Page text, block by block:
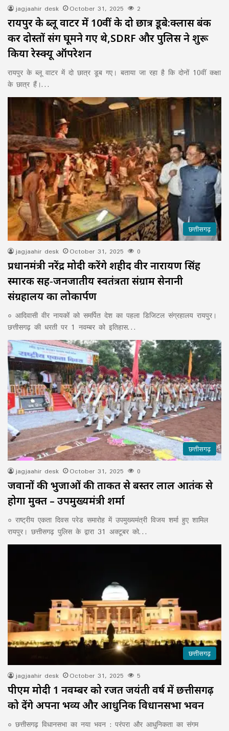
jagjaahir desk October 31, 2025 2
रायपुर के ब्लू वाटर में 10वीं के दो छात्र डूबे:क्लास बंक
कर दोस्तों संग घूमने गए थे,SDRF और पुलिस ने शुरू
किया रेस्क्यू ऑपरेशन
रायपुर के ब्लू वाटर में दो छात्र डूब गए। बताया जा रहा है कि दोनों 10वीं कक्षा
के छात्र हैं।…
छत्तीसगढ़
jagjaahir desk October 31, 2025 0
प्रधानमंत्री नरेंद्र मोदी करेंगे शहीद वीर नारायण सिंह
स्मारक सह‑जनजातीय स्वतंत्रता संग्राम सेनानी
संग्रहालय का लोकार्पण
० आदिवासी वीर नायकों को समर्पित देश का पहला डिजिटल संग्रहालय रायपुर।
छत्तीसगढ़ की धरती पर 1 नवम्बर को इतिहास…
छत्तीसगढ़
jagjaahir desk October 31, 2025 0
जवानों की भुजाओं की ताकत से बस्तर लाल आतंक से
होगा मुक्त – उपमुख्यमंत्री शर्मा
० राष्ट्रीय एकता दिवस परेड समारोह में उपमुख्यमंत्री विजय शर्मा हुए शामिल
रायपुर। छत्तीसगढ़ पुलिस के द्वारा 31 अक्टूबर को…
छत्तीसगढ़
jagjaahir desk October 31, 2025 5
पीएम मोदी 1 नवम्बर को रजत जयंती वर्ष में छत्तीसगढ़
को देंगे अपना भव्य और आधुनिक विधानसभा भवन
० छत्तीसगढ़ विधानसभा का नया भवन : परंपरा और आधुनिकता का संगम